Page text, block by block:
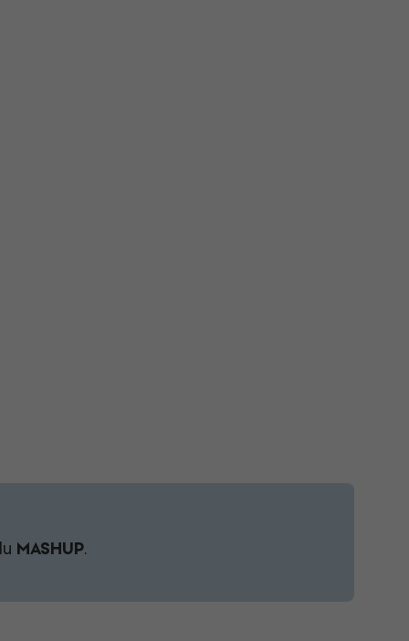
MASHUP.